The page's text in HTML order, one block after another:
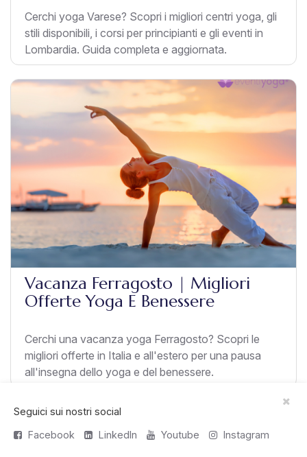
Cerchi yoga Varese? Scopri i migliori centri yoga, gli
stili disponibili, i corsi per principianti e gli eventi in
Lombardia. Guida completa e aggiornata.
Vacanza Ferragosto | Migliori
Offerte Yoga E Benessere
Cerchi una vacanza yoga Ferragosto? Scopri le
migliori offerte in Italia e all'estero per una pausa
all'insegna dello yoga e del benessere.
Seguici sui nostri social
Facebook
LinkedIn Youtube Instagram